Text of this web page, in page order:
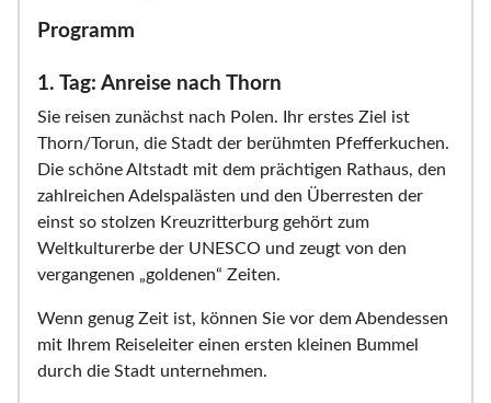
Programm
1. Tag: Anreise nach Thorn
Sie reisen zunächst nach Polen. Ihr erstes Ziel ist
Thorn/Torun, die Stadt der berühmten Pfefferkuchen.
Die schöne Altstadt mit dem prächtigen Rathaus, den
zahlreichen Adelspalästen und den Überresten der
einst so stolzen Kreuzritterburg gehört zum
Weltkulturerbe der UNESCO und zeugt von den
vergangenen „goldenen“ Zeiten.
Wenn genug Zeit ist, können Sie vor dem Abendessen
mit Ihrem Reiseleiter einen ersten kleinen Bummel
durch die Stadt unternehmen.